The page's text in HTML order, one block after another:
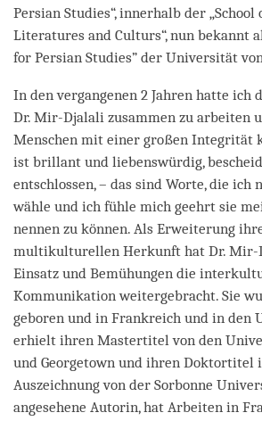
Persian Studies“, innerhalb der „School
Literatures and Culturs“, nun bekannt
for Persian Studies” der Universität
In den vergangenen 2 Jahren hatte ich
Dr. Mir-Djalali zusammen zu arbeiten
Menschen mit einer großen Integrität
ist brillant und liebenswürdig,
entschlossen, – das sind Worte, die
wähle und ich fühle mich geehrt sie
nennen zu können. Als Erweiterung
multikulturellen Herkunft hat Dr. Mir-
Einsatz und Bemühungen die
Kommunikation weitergebracht. Sie
geboren und in Frankreich und in den
erhielt ihren Mastertitel von den
und Georgetown und ihren
Auszeichnung von der Sorbonne
angesehene Autorin, hat Arbeiten in